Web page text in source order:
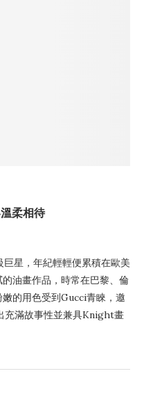
柔相待
星，年紀輕輕便累積在歐美
油畫作品，時常在巴黎、倫
的用色受到Gucci青睞，邀
充滿故事性並兼具Knight畫